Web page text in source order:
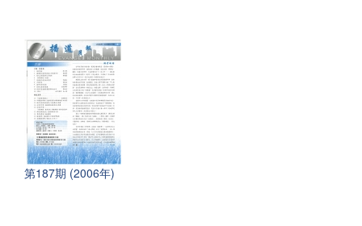
第187期 (2006年)